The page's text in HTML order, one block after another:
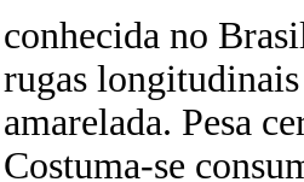
conhecida no
rugas
amarelada. Pesa
Costuma-se